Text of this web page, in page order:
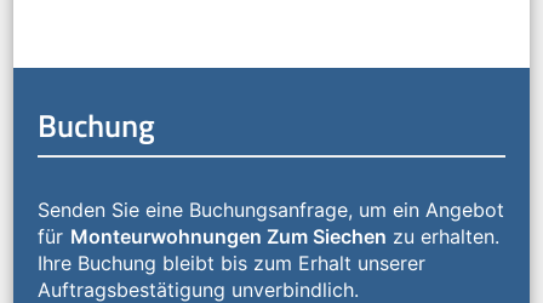
Buchung
Senden Sie eine Buchungsanfrage, um ein Angebot
für Monteurwohnungen Zum Siechen zu erhalten.
Ihre Buchung bleibt bis zum Erhalt unserer
Auftragsbestätigung unverbindlich.